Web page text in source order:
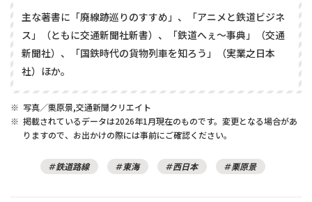
主な著書に「廃線跡巡りのすすめ」、「アニメと鉄道ビジネ
ス」（ともに交通新聞社新書）、「鉄道へぇ～事典」（交通
新聞社）、「国鉄時代の貨物列車を知ろう」（実業之日本
社）ほか。
※ 写真／栗原景,交通新聞クリエイト
※ 掲載されているデータは2026年1月現在のものです。変更となる場合があ
りますので、お出かけの際には事前にご確認ください。
鉄道路線 東海 西日本 栗原景